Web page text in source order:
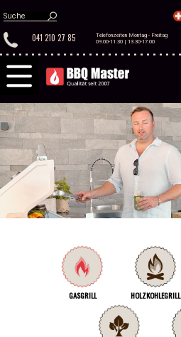
041 210 27 85
Telefonzeiten Montag - Freitag
09.00-11.30 | 13.30-17.00
GASGRILL HOLZKOHLEGRILL